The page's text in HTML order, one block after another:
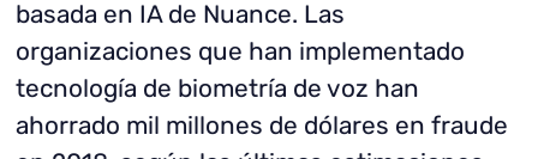
basada en IA de Nuance. Las
organizaciones que han implementado
tecnología de biometría de voz han
ahorrado mil millones de dólares en fraude